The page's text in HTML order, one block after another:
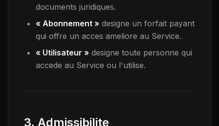
documents juridiques.
« Abonnement » designe un forfait payant
qui offre un acces ameliore au Service.
« Utilisateur » designe toute personne qui
accede au Service ou l'utilise.
3. Admissibilite